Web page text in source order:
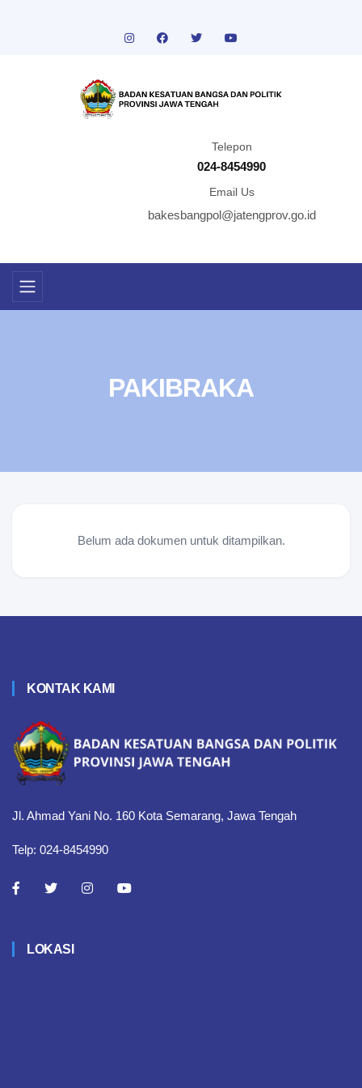
Telepon
024-8454990
Email Us
bakesbangpol@jatengprov.go.id
PAKIBRAKA
Belum ada dokumen untuk ditampilkan.
KONTAK KAMI
Jl. Ahmad Yani No. 160 Kota Semarang, Jawa Tengah
Telp: 024-8454990
LOKASI